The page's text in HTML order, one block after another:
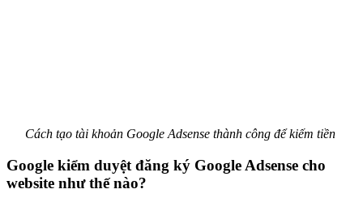
Cách tạo tài khoản Google Adsense thành công để kiếm tiền
Google kiểm duyệt đăng ký Google Adsense cho
website như thế nào?